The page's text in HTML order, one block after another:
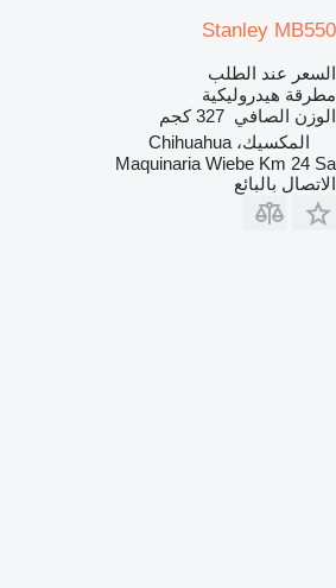
Stanley MB550
السعر عند الطلب
مطرقة هيدروليكية
الوزن الصافي 327 كجم
المكسيك، Chihuahua
Maquinaria Wiebe Km 24 Sa
الاتصال بالبائع